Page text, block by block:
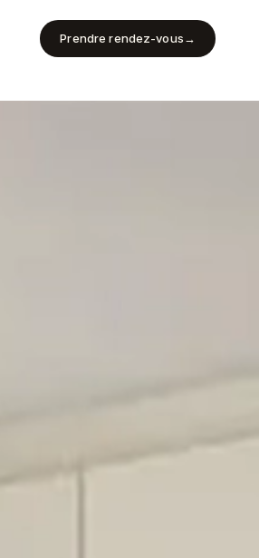
Prendre rendez-vous→